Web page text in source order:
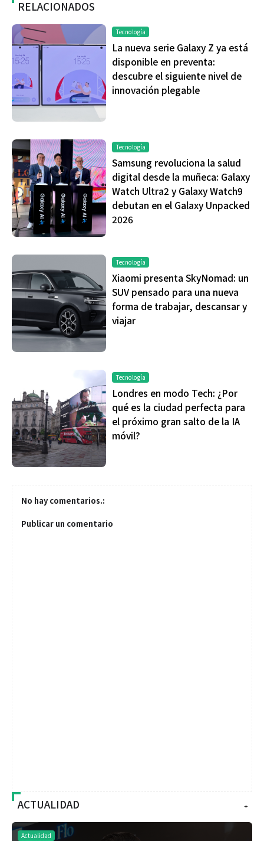
RELACIONADOS
Tecnología
La nueva serie Galaxy Z ya está
disponible en preventa:
descubre el siguiente nivel de
innovación plegable
Tecnología
Samsung revoluciona la salud
digital desde la muñeca: Galaxy
Watch Ultra2 y Galaxy Watch9
debutan en el Galaxy Unpacked
2026
Tecnología
Xiaomi presenta SkyNomad: un
SUV pensado para una nueva
forma de trabajar, descansar y
viajar
Tecnología
Londres en modo Tech: ¿Por
qué es la ciudad perfecta para
el próximo gran salto de la IA
móvil?
No hay comentarios.:
Publicar un comentario
+
ACTUALIDAD
Actualidad